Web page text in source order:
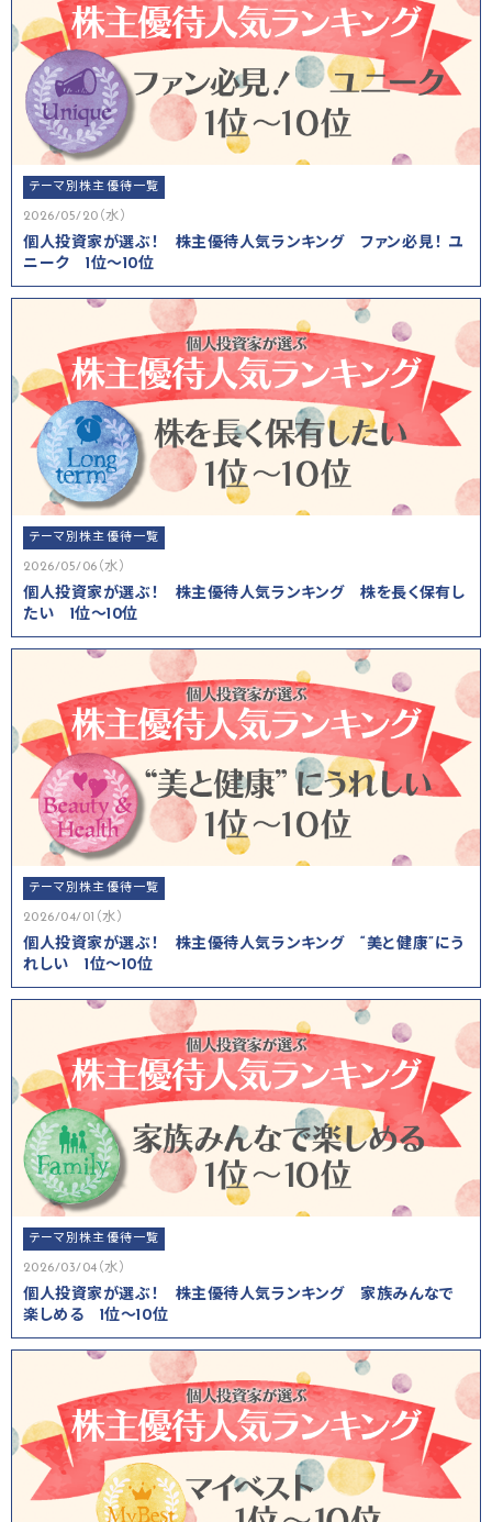
テーマ別株主優待一覧
2026/05/20（水）
個人投資家が選ぶ！ 株主優待人気ランキング ファン必見！ ユ
ニーク 1位～10位
テーマ別株主優待一覧
2026/05/06（水）
個人投資家が選ぶ！ 株主優待人気ランキング 株を長く保有し
たい 1位～10位
テーマ別株主優待一覧
2026/04/01（水）
個人投資家が選ぶ！ 株主優待人気ランキング “美と健康”にう
れしい 1位～10位
テーマ別株主優待一覧
2026/03/04（水）
個人投資家が選ぶ！ 株主優待人気ランキング 家族みんなで
楽しめる 1位～10位